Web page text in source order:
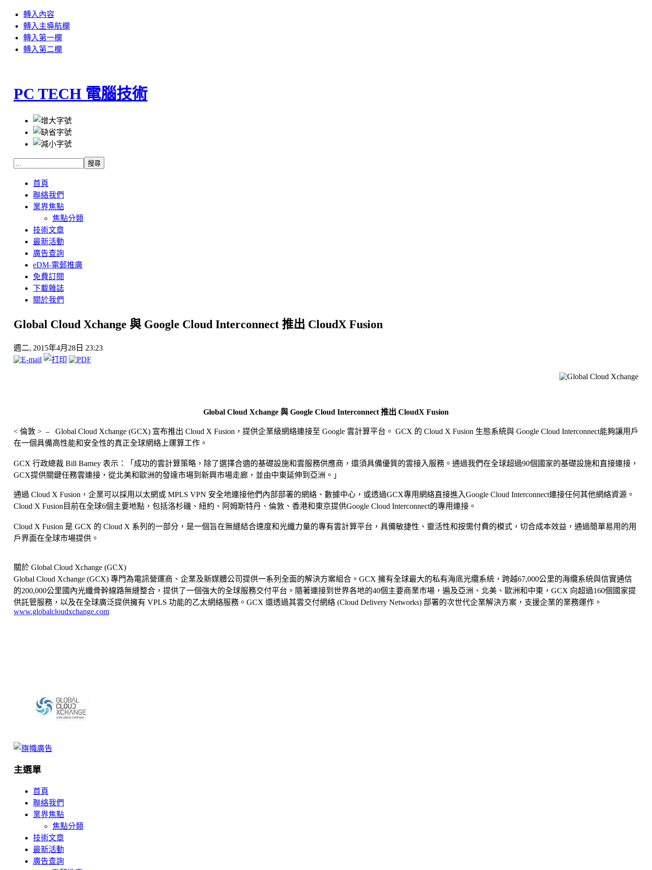
轉入內容
轉入主導航欄
轉入第一欄
轉入第二欄
PC TECH 電腦技術
首頁
聯絡我們
業界焦點
焦點分類
技術文章
最新活動
廣告查詢
eDM-電郵推廣
免費訂閱
下載雜誌
關於我們
Global Cloud Xchange 與 Google Cloud Interconnect 推出 CloudX Fusion
週二, 2015年4月28日 23:23
Global Cloud Xchange 與 Google Cloud Interconnect 推出 CloudX Fusion
< 倫敦 > – Global Cloud Xchange (GCX) 宣布推出 Cloud X Fusion，提供企業級網絡連接至 Google 雲計算平台。 GCX 的 Cloud X Fusion 生態系統與 Google Cloud Interconnect能夠讓用戶
在一個具備高性能和安全性的真正全球網絡上運算工作。
GCX 行政總裁 Bill Barney 表示：「成功的雲計算策略，除了選擇合適的基礎設施和雲服務供應商，還須具備優質的雲接入服務。通過我們在全球超過90個國家的基礎設施和直接連接，
GCX提供關鍵任務雲連接，從北美和歐洲的發達市場到新興市場走廊，並由中東延伸到亞洲。」
通過 Cloud X Fusion，企業可以採用以太網或 MPLS VPN 安全地連接他們內部部署的網絡、數據中心，或透過GCX專用網絡直接進入Google Cloud Interconnect連接任何其他網絡資源。
Cloud X Fusion目前在全球6個主要地點，包括洛杉磯、紐約、阿姆斯特丹、倫敦、香港和東京提供Google Cloud Interconnect的專用連接。
Cloud X Fusion 是 GCX 的 Cloud X 系列的一部分，是一個旨在無縫結合速度和光纖力量的專有雲計算平台，具備敏捷性、靈活性和按需付費的模式，切合成本效益，通過簡單易用的用
戶界面在全球市場提供。
關於 Global Cloud Xchange (GCX)
Global Cloud Xchange (GCX) 專門為電訊營運商、企業及新媒體公司提供一系列全面的解決方案組合。GCX 擁有全球最大的私有海底光纜系統，跨越67,000公里的海纜系統與信實通信
的200,000公里國內光纖骨幹線路無縫整合，提供了一個強大的全球服務交付平台。隨著連接到世界各地的40個主要商業市場，遍及亞洲、北美、歐洲和中東，GCX 向超過160個國家提
供託管服務，以及在全球廣泛提供擁有 VPLS 功能的乙太網絡服務。GCX 還透過其雲交付網絡 (Cloud Delivery Networks) 部署的次世代企業解決方案，支援企業的業務運作。
www.globalcloudxchange.com
主選單
首頁
聯絡我們
業界焦點
焦點分類
技術文章
最新活動
廣告查詢